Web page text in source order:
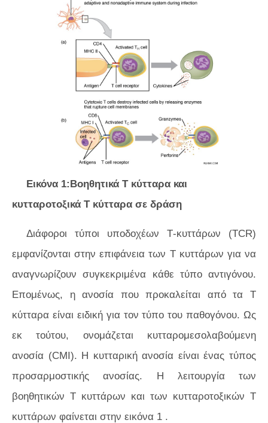
Εικόνα 1:Βοηθητικά Τ κύτταρα και
κυτταροτοξικά Τ κύτταρα σε δράση
Διάφοροι τύποι υποδοχέων Τ-κυττάρων (TCR)
εμφανίζονται στην επιφάνεια των Τ κυττάρων για να
αναγνωρίζουν συγκεκριμένα κάθε τύπο αντιγόνου.
Επομένως, η ανοσία που προκαλείται από τα Τ
κύτταρα είναι ειδική για τον τύπο του παθογόνου. Ως
εκ τούτου, ονομάζεται κυτταρομεσολαβούμενη
ανοσία (CMI). Η κυτταρική ανοσία είναι ένας τύπος
προσαρμοστικής ανοσίας. Η λειτουργία των
βοηθητικών Τ κυττάρων και των κυτταροτοξικών Τ
κυττάρων φαίνεται στην εικόνα 1 .